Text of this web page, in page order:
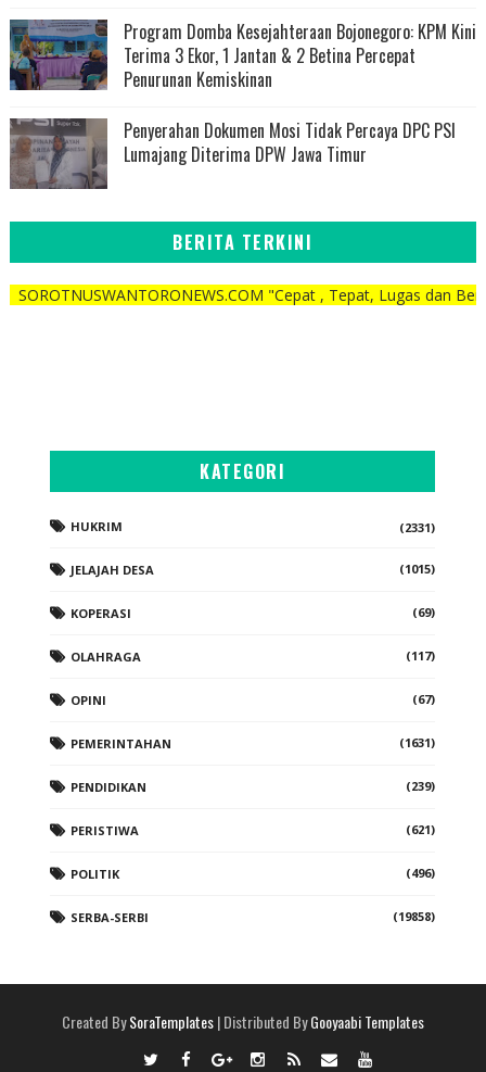
Program Domba Kesejahteraan Bojonegoro: KPM Kini
Terima 3 Ekor, 1 Jantan & 2 Betina Percepat
Penurunan Kemiskinan
Penyerahan Dokumen Mosi Tidak Percaya DPC PSI
Lumajang Diterima DPW Jawa Timur
BERITA TERKINI
"Cepat , Tepat, Lugas dan Berani"
KATEGORI
HUKRIM (2331)
JELAJAH DESA (1015)
KOPERASI (69)
OLAHRAGA (117)
OPINI (67)
PEMERINTAHAN (1631)
PENDIDIKAN (239)
PERISTIWA (621)
POLITIK (496)
SERBA-SERBI (19858)
Created BySoraTemplates| Distributed ByGooyaabi Templates